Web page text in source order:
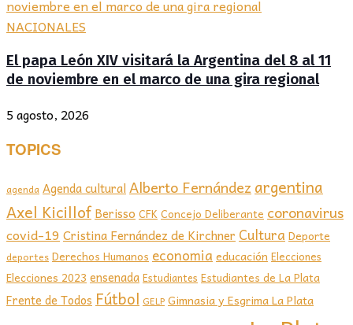
NACIONALES
El papa León XIV visitará la Argentina del 8 al 11
de noviembre en el marco de una gira regional
5 agosto, 2026
TOPICS
agenda Agenda culturalAlberto Fernández argentina
Axel Kicillof Berisso CFKConcejo Deliberante coronavirus
covid-19 Cristina Fernández de Kirchner Cultura Deporte
deportes Derechos Humanos economia educación Elecciones
Elecciones 2023 ensenada Estudiantes Estudiantes de La Plata
Frente de Todos Fútbol GELP Gimnasia y Esgrima La Plata